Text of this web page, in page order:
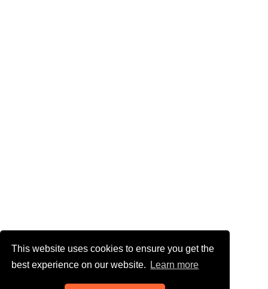
This website uses cookies to ensure you get the
best experience on our website.
Learn more